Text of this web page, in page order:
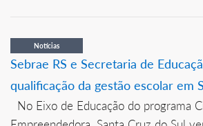
Notícias
Sebrae RS e Secretaria de
qualificação da gestão escolar em
No Eixo de Educação do programa